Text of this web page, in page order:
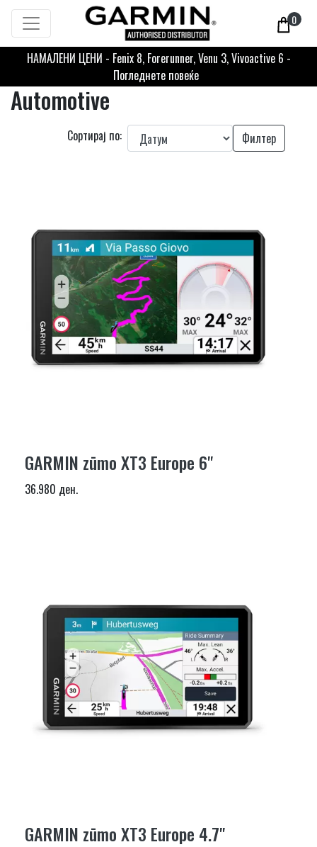
0
НАМАЛЕНИ ЦЕНИ - Fenix 8, Forerunner, Venu 3, Vivoactive 6 -
Погледнете повеќе
Automotive
Сортирај по: Филтер
GARMIN zūmo XT3 Europe 6"
36.980 ден.
GARMIN zūmo XT3 Europe 4.7"